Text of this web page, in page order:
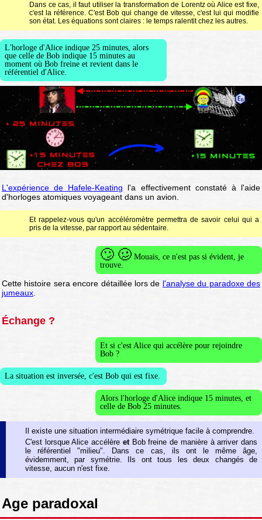
Dans ce cas, il faut utiliser la transformation de Lorentz où Alice est fixe,
c'est la référence. C'est Bob qui change de vitesse, c'est lui qui modifie
son état. Les équations sont claires : le temps ralentit chez les autres.
L'horloge d'Alice indique 25 minutes, alors
que celle de Bob indique 15 minutes au
moment où Bob freine et revient dans le
référentiel d'Alice.
L'expérience de Hafele-Keating l'a effectivement constaté à l'aide
d'horloges atomiques voyageant dans un avion.
Et rappelez-vous qu'un accéléromètre permettra de savoir celui qui a
pris de la vitesse, par rapport au sédentaire.
🙄 🥴 Mouais, ce n'est pas si évident, je
trouve.
Cette histoire sera encore détaillée lors de l'analyse du paradoxe des
jumeaux
Échange ?
Et si c'est Alice qui accélère pour rejoindre
Bob ?
La situation est inversée, c'est Bob qui est fixe.
Alors l'horloge d'Alice indique 15 minutes, et
celle de Bob 25 minutes.
Il existe une situation intermédiaire symétrique facile à comprendre.
C'est lorsque Alice accélère etBob freine de manière à arriver dans
le référentiel "milieu". Dans ce cas, ils ont le même âge,
évidemment, par symétrie. Ils ont tous les deux changés de
vitesse, aucun n'est fixe.
Age paradoxal